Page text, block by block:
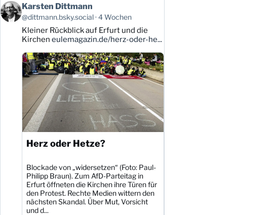
Beitrag
von
Karsten
Dittmann
ansehen
Karsten Dittmann
@dittmann.bsky.social 4 Wochen
Kleiner Rückblick auf Erfurt und die
Kirchen eulemagazin.de/herz-oder-he...
Herz oder Hetze?
Blockade von „widersetzen“ (Foto: Paul-
Philipp Braun). Zum AfD-Parteitag in
Erfurt öffneten die Kirchen ihre Türen für
den Protest. Rechte Medien wittern den
nächsten Skandal. Über Mut, Vorsicht
und d...